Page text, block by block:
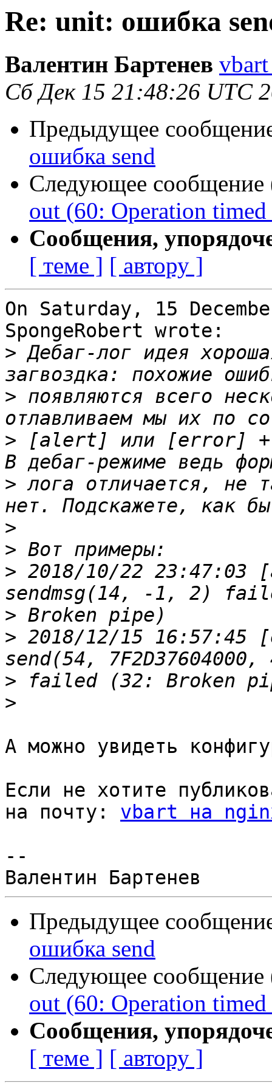
Re: unit: ошибка
Валентин Бартенев
Сб Дек 15 21:48:26 UTC
Предыдущее
ошибка send
Следующее сообщение
out (60: Operation
Сообщения,
[ теме ] [ автору ]
On Saturday, 15
SpongeRobert wrote:
> Дебаг-лог идея
> появляются всего
> [alert] или [error] +
> лога отличается, не
>
>
> 2018/10/22 23:47:03
>
> 2018/12/15 16:57:45
>
>
А можно увидеть
Если не хотите
на почту: vbart на
--
Предыдущее
ошибка send
Следующее сообщение
out (60: Operation
Сообщения,
[ теме ] [ автору ]